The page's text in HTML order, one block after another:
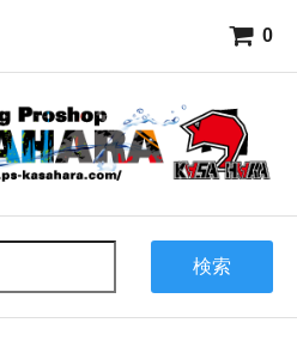
0
検索